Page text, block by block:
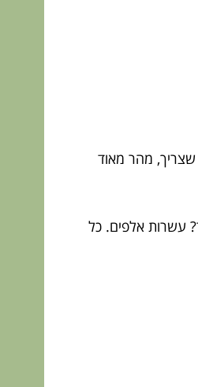
שצריך, מהר מאוד
עשרות אלפים. כל